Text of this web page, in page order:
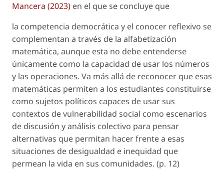
Mancera (2023) en el que se concluye que
la competencia democrática y el conocer reflexivo se
complementan a través de la alfabetización
matemática, aunque esta no debe entenderse
únicamente como la capacidad de usar los números
y las operaciones. Va más allá de reconocer que esas
matemáticas permiten a los estudiantes constituirse
como sujetos políticos capaces de usar sus
contextos de vulnerabilidad social como escenarios
de discusión y análisis colectivo para pensar
alternativas que permitan hacer frente a esas
situaciones de desigualdad e inequidad que
permean la vida en sus comunidades. (p. 12)